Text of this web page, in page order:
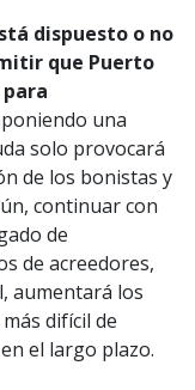
dispuesto o no
que Puerto
una
solo provocará
de los bonistas y
continuar con
de
de acreedores,
aumentará los
difícil de
el largo plazo.